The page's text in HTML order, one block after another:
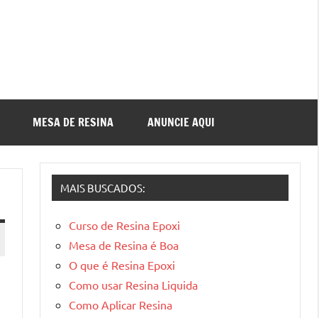
MESA DE RESINA ANUNCIE AQUI
MAIS BUSCADOS:
Curso de Resina Epoxi
Mesa de Resina é Boa
O que é Resina Epoxi
Como usar Resina Liquida
Como Aplicar Resina